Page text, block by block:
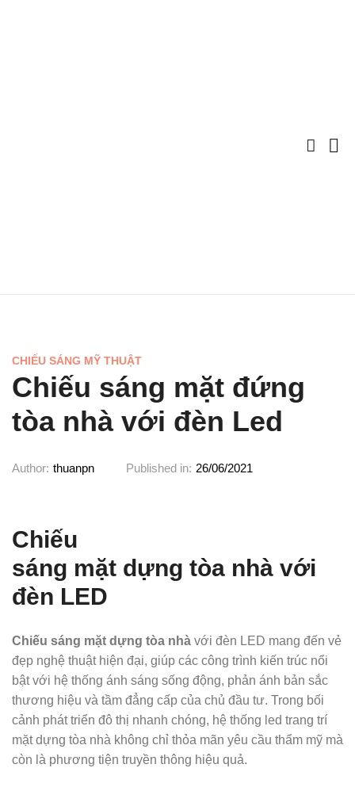
CHIẾU SÁNG MỸ THUẬT
Chiếu sáng mặt đứng
tòa nhà với đèn Led
Author: thuanpn Published in: 26/06/2021
Chiếu
sáng mặt dựng tòa nhà với
đèn LED
Chiếu sáng mặt dựng tòa nhà với đèn LED mang đến vẻ
đẹp nghệ thuật hiện đại, giúp các công trình kiến trúc nổi
bật với hệ thống ánh sáng sống động, phản ánh bản sắc
thương hiệu và tầm đẳng cấp của chủ đầu tư. Trong bối
cảnh phát triển đô thị nhanh chóng, hệ thống led trang trí
mặt dựng tòa nhà không chỉ thỏa mãn yêu cầu thẩm mỹ mà
còn là phương tiện truyền thông hiệu quả.